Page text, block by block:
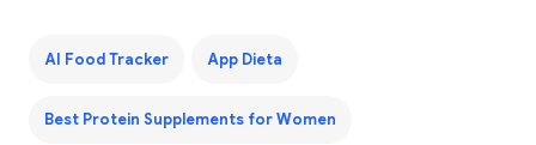
AI Food Tracker App Dieta
Best Protein Supplements for Women